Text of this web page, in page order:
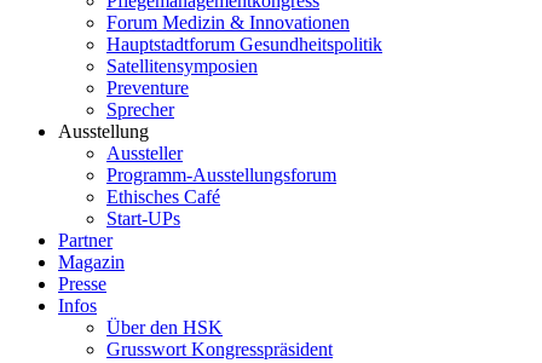
Forum Medizin & Innovationen
Hauptstadtforum Gesundheitspolitik
Satellitensymposien
Preventure
Sprecher
Ausstellung
Aussteller
Programm-Ausstellungsforum
Ethisches Café
Start-UPs
Partner
Magazin
Presse
Infos
Über den HSK
Grusswort Kongresspräsident